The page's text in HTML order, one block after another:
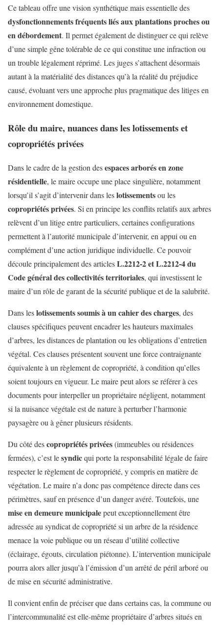
Ce tableau offre une vision synthétique mais essentielle des
dysfonctionnements fréquents liés aux plantations proches ou
en débordement. Il permet également de distinguer ce qui relève
d’une simple gêne tolérable de ce qui constitue une infraction ou
un trouble légalement réprimé. Les juges s’attachent désormais
autant à la matérialité des distances qu’à la réalité du préjudice
causé, évoluant vers une approche plus pragmatique des litiges en
environnement domestique.
Rôle du maire, nuances dans les lotissements et
copropriétés privées
Dans le cadre de la gestion desespaces arborés en zone
résidentielle, le maire occupe une place singulière, notamment
lorsqu’il s’agit d’intervenir dans leslotissementsou les
copropriétés privées. Si en principe les conflits relatifs aux arbres
relèvent d’un litige entre particuliers, certaines configurations
permettent à l’autorité municipale d’intervenir, en appui ou en
complément d’une action juridique individuelle. Ce pouvoir
découle principalement des articlesL.2212-2 et L.2212-4 du
Code général des collectivités territoriales, qui investissent le
maire d’un rôle de garant de la sécurité publique et de la salubrité.
Dans leslotissements soumis à un cahier des charges, des
clauses spécifiques peuvent encadrer les hauteurs maximales
d’arbres, les distances de plantation ou les obligations d’entretien
végétal. Ces clauses présentent souvent une force contraignante
équivalente à un règlement de copropriété, à condition qu’elles
soient toujours en vigueur. Le maire peut alors se référer à ces
documents pour interpeller un propriétaire négligent, notamment
si la nuisance végétale est de nature à perturber l’harmonie
paysagère ou à gêner plusieurs résidents.
Du côté descopropriétés privées(immeubles ou résidences
fermées), c’est lesyndicqui porte la responsabilité légale de faire
respecter le règlement de copropriété, y compris en matière de
végétation. Le maire n’a donc pas compétence directe dans ces
périmètres, sauf en présence d’un danger avéré. Toutefois, une
mise en demeure municipalepeut exceptionnellement être
adressée au syndicat de copropriété si un arbre de la résidence
menace la voie publique ou un réseau d’utilité collective
(éclairage, égouts, circulation piétonne). L’intervention municipale
pourra alors aller jusqu’à l’émission d’un arrêté de péril arboré ou
de mise en sécurité administrative.
Il convient enfin de préciser que dans certains cas, la commune ou
l’intercommunalité est elle-même propriétaire d’arbres situés en